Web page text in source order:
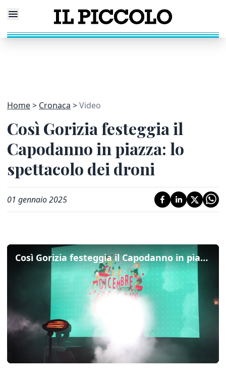
Home Cronaca Video
Così Gorizia festeggia il
Capodanno in piazza: lo
spettacolo dei droni
01 gennaio 2025
Così Gorizia festeggia il Capodanno in piazza: lo spettacolo dei droni